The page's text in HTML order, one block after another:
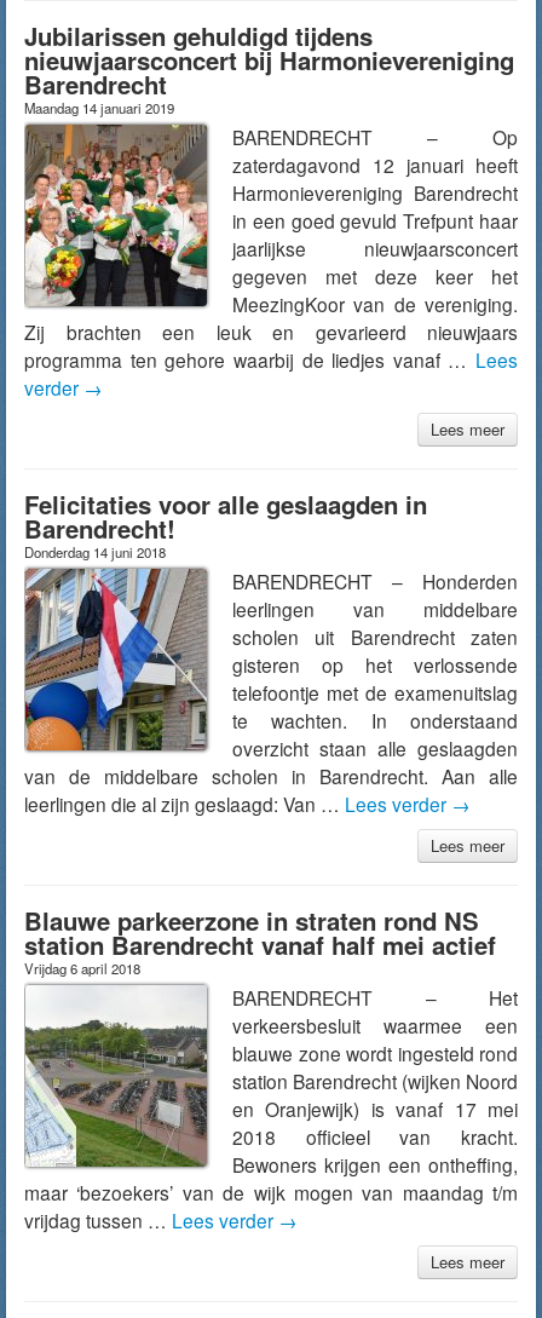
Jubilarissen gehuldigd tijdens
nieuwjaarsconcert bij Harmonievereniging
Barendrecht
Maandag 14 januari 2019
BARENDRECHT – Op
zaterdagavond 12 januari heeft
Harmonievereniging Barendrecht
in een goed gevuld Trefpunt haar
jaarlijkse nieuwjaarsconcert
gegeven met deze keer het
MeezingKoor van de vereniging.
Zij brachten een leuk en gevarieerd nieuwjaars
programma ten gehore waarbij de liedjes vanaf … Lees
verder →
Lees meer
Felicitaties voor alle geslaagden in
Barendrecht!
Donderdag 14 juni 2018
BARENDRECHT – Honderden
leerlingen van middelbare
scholen uit Barendrecht zaten
gisteren op het verlossende
telefoontje met de examenuitslag
te wachten. In onderstaand
overzicht staan alle geslaagden
van de middelbare scholen in Barendrecht. Aan alle
leerlingen die al zijn geslaagd: Van … Lees verder →
Lees meer
Blauwe parkeerzone in straten rond NS
station Barendrecht vanaf half mei actief
Vrijdag 6 april 2018
BARENDRECHT – Het
verkeersbesluit waarmee een
blauwe zone wordt ingesteld rond
station Barendrecht (wijken Noord
en Oranjewijk) is vanaf 17 mei
2018 officieel van kracht.
Bewoners krijgen een ontheffing,
maar ‘bezoekers’ van de wijk mogen van maandag t/m
vrijdag tussen … Lees verder →
Lees meer